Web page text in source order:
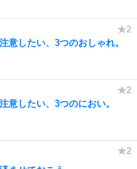
意したい、3つのおしゃれ。
意したい、3つのにおい。